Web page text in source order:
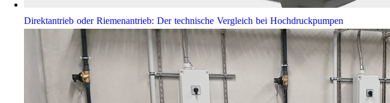
Direktantrieb oder Riemenantrieb: Der technische Vergleich bei Hochdruckpumpen